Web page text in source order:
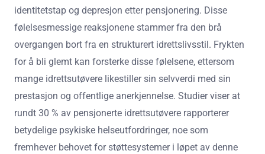
identitetstap og depresjon etter pensjonering. Disse
følelsesmessige reaksjonene stammer fra den brå
overgangen bort fra en strukturert idrettslivsstil. Frykten
for å bli glemt kan forsterke disse følelsene, ettersom
mange idrettsutøvere likestiller sin selvverdi med sin
prestasjon og offentlige anerkjennelse. Studier viser at
rundt 30 % av pensjonerte idrettsutøvere rapporterer
betydelige psykiske helseutfordringer, noe som
fremhever behovet for støttesystemer i løpet av denne